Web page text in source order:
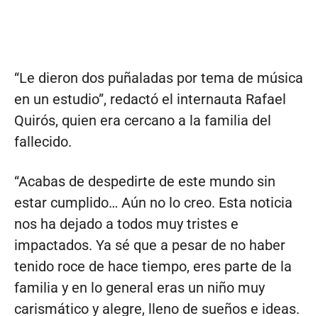
“Le dieron dos puñaladas por tema de música
en un estudio”, redactó el internauta Rafael
Quirós, quien era cercano a la familia del
fallecido.
“Acabas de despedirte de este mundo sin
estar cumplido… Aún no lo creo. Esta noticia
nos ha dejado a todos muy tristes e
impactados. Ya sé que a pesar de no haber
tenido roce de hace tiempo, eres parte de la
familia y en lo general eras un niño muy
carismático y alegre, lleno de sueños e ideas.